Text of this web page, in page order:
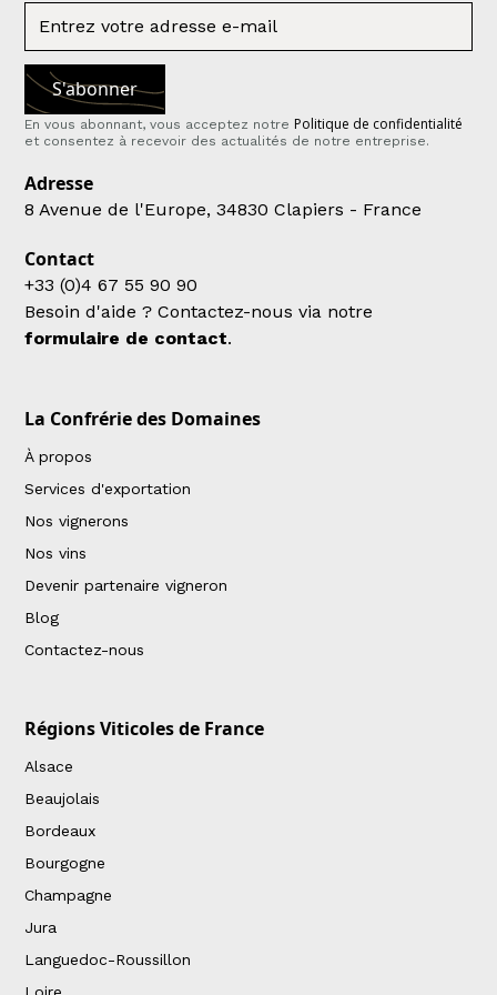
En vous abonnant, vous acceptez notre Politique de confidentialité
et consentez à recevoir des actualités de notre entreprise.
Adresse
8 Avenue de l'Europe, 34830 Clapiers - France
Contact
+33 (0)4 67 55 90 90
Besoin d'aide ? Contactez-nous via notre
formulaire de contact.
La Confrérie des Domaines
À propos
Services d'exportation
Nos vignerons
Nos vins
Devenir partenaire vigneron
Blog
Contactez-nous
Régions Viticoles de France
Alsace
Beaujolais
Bordeaux
Bourgogne
Champagne
Jura
Languedoc-Roussillon
Loire